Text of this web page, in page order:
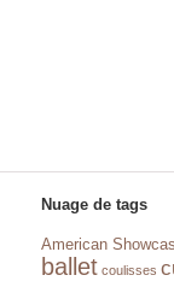
Nuage de tags
American
ballet coulisses